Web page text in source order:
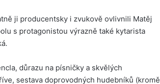
ji producentsky i zvukově ovlivnili Matěj
s protagonistou výrazně také kytarista
důrazu na písničky a skvělých
sestava doprovodných hudebníků (kromě